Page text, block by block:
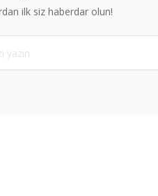
Koltuğu RS 5091 Tek'li
ilk siz haberdar olun!